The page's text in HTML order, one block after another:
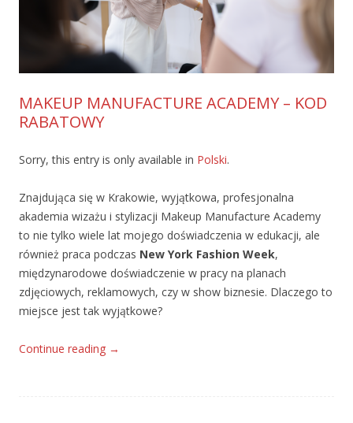
MAKEUP MANUFACTURE ACADEMY – KOD
RABATOWY
Sorry, this entry is only available in Polski.
Znajdująca się w Krakowie, wyjątkowa, profesjonalna
akademia wizażu i stylizacji Makeup Manufacture Academy
to nie tylko wiele lat mojego doświadczenia w edukacji, ale
również praca podczas New York Fashion Week,
międzynarodowe doświadczenie w pracy na planach
zdjęciowych, reklamowych, czy w show biznesie. Dlaczego to
miejsce jest tak wyjątkowe?
Continue reading →